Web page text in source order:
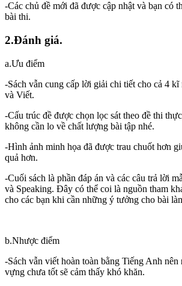
-Các chủ đề mới đã được cập nhật và bạn có
bài thi.
2.Đánh giá.
a.Ưu điểm
-Sách vẫn cung cấp lời giải chi tiết cho cả 4
và Viết.
-Cấu trúc đề được chọn lọc sát theo đề thi
không cần lo về chất lượng bài tập nhé.
-Hình ảnh minh họa đã được trau chuốt hơn
quả hơn.
-Cuối sách là phần đáp án và các câu trả lời
và Speaking. Đây có thể coi là nguồn tham
cho các bạn khi cần những ý tưởng cho bài
b.Nhược điểm
-Sách vẫn viết hoàn toàn bằng Tiếng Anh
vựng chưa tốt sẽ cảm thấy khó khăn.